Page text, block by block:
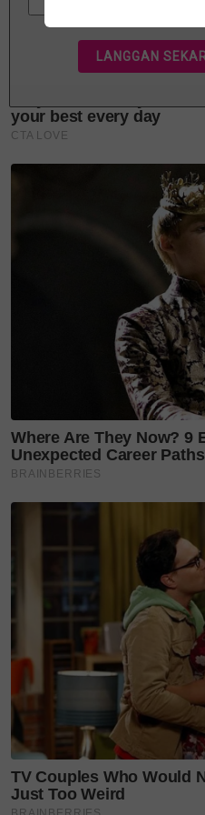
Menurut Tengku
meraikan wanita moden
berdaya maju, di mana
terhadap keluarga dan
yakin dengan identiti diri
Sambil berfesyen, para
berpeluang menyebarkan
melakukan kebaikan
memerlukan.
Pelancaran ini sekali gus
berterusan Kapten Batik,
Ekram Faiz dan Farhan
memperluaskan segmen
Ketua Kreatif Kapten
menyatakan bahawa
satu-satunya ikon yang
untuk kolaborasi ini
menggayakan skirt batik
bersahaja dalam pelbagai
Dilancarkan secara